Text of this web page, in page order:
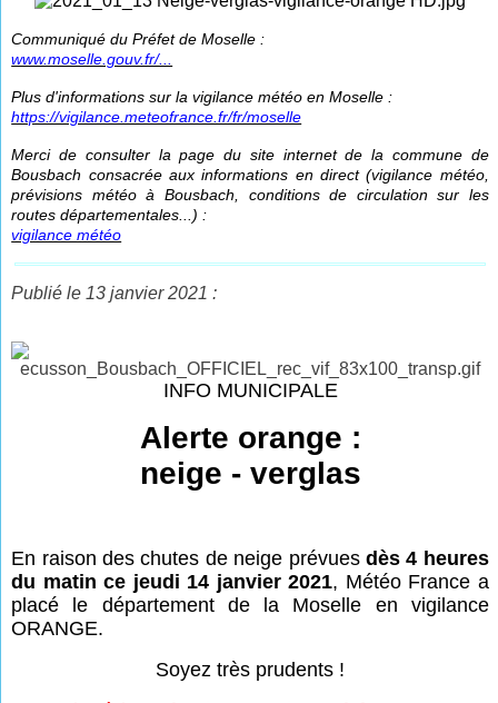
Communiqué du Préfet de Moselle :
www.moselle.gouv.fr/...
Plus d'informations sur la vigilance météo en Moselle :
https://vigilance.meteofrance.fr/fr/moselle
Merci de consulter la page du site internet de la commune de
Bousbach consacrée aux informations en direct (vigilance météo,
prévisions météo à Bousbach, conditions de circulation sur les
routes départementales...) :
vigilance météo
Publié le 13 janvier 2021 :
INFO MUNICIPALE
Alerte orange :
neige - verglas
En raison des chutes de neige prévuesdès 4 heures
du matin ce jeudi 14 janvier 2021, Météo France a
placé le département de la Moselle en vigilance
ORANGE.
Soyez très prudents !